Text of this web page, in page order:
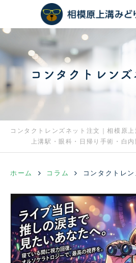
コンタクトレン
コンタクトレンズネット注文｜相模原
上溝駅・眼科・日帰り手術・白
ホーム コラム コンタクトレ